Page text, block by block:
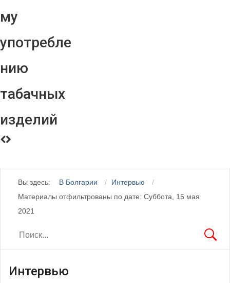
му
употребле
нию
табачных
изделий
Вы здесь: В Болгарии
Интервью
Материалы отфильтрованы по дате: Суббота, 15 мая
2021
Интервью